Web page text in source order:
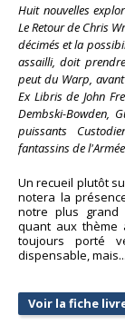
Huit nouvelles
Le Retour de Chris
décimés et la
assailli, doit
peut du Warp,
Ex Libris de John
Dembski-Bowden,
puissants
fantassins de
Un recueil plutôt
notera la
notre plus
quant aux thème
toujours porté
dispensable, mais...
Voir la fiche